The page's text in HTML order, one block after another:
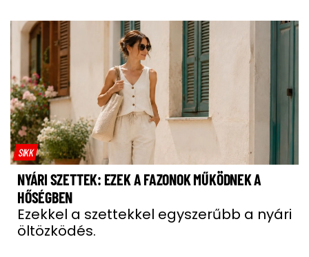
SIKK
NYÁRI SZETTEK: EZEK A FAZONOK MŰKÖDNEK A
HŐSÉGBEN
Ezekkel a szettekkel egyszerűbb a nyári
öltözködés.